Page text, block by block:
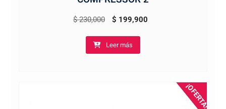
$230,000
El
original
$ 199,900
Leer más
¡OFERTA!